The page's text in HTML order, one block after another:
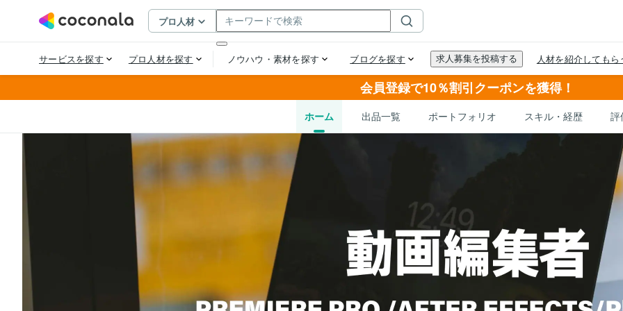
会員登録で10％割引クーポンを獲得！
ホーム 出品一覧 ポートフォリオ スキル・経歴 評